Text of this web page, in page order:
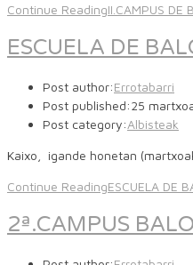
Continue ReadingII.CAMPUS DE
ESCUELA DE
Post author:Errotabarri
Post published:25
Post category:Albisteak
Kaixo, igande honetan
Continue ReadingESCUELA DE
2ª.CAMPUS